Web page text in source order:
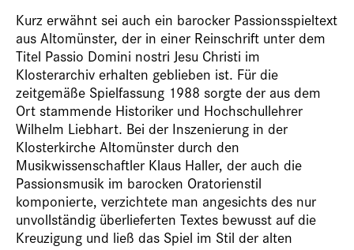
Kurz erwähnt sei auch ein barocker Passionsspieltext
aus Altomünster, der in einer Reinschrift unter dem
Titel Passio Domini nostri Jesu Christi im
Klosterarchiv erhalten geblieben ist. Für die
zeitgemäße Spielfassung 1988 sorgte der aus dem
Ort stammende Historiker und Hochschullehrer
Wilhelm Liebhart. Bei der Inszenierung in der
Klosterkirche Altomünster durch den
Musikwissenschaftler Klaus Haller, der auch die
Passionsmusik im barocken Oratorienstil
komponierte, verzichtete man angesichts des nur
unvollständig überlieferten Textes bewusst auf die
Kreuzigung und ließ das Spiel im Stil der alten